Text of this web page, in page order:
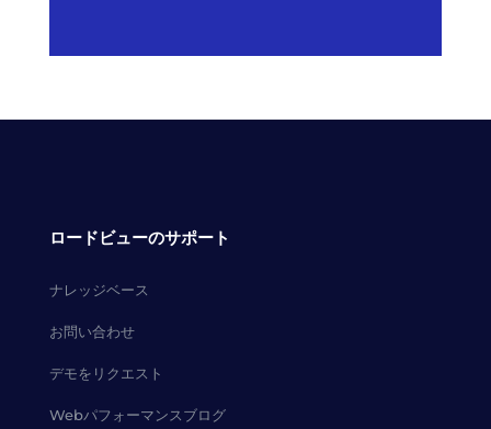
ロードビューのサポート
ナレッジベース
お問い合わせ
デモをリクエスト
Webパフォーマンスブログ